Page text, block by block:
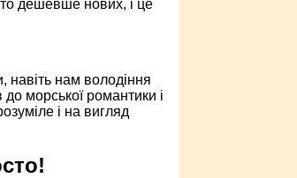
дешевше нових, і це
навіть нам володіння
морської романтики і
і на вигляд